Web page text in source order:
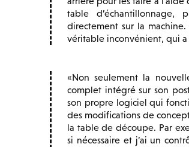
table d’échantillonnage,
directement sur la
véritable inconvénient, qui
Non seulement la
complet intégré sur son
son propre logiciel qui
des modifications de
la table de découpe. Par
si nécessaire et j’ai un